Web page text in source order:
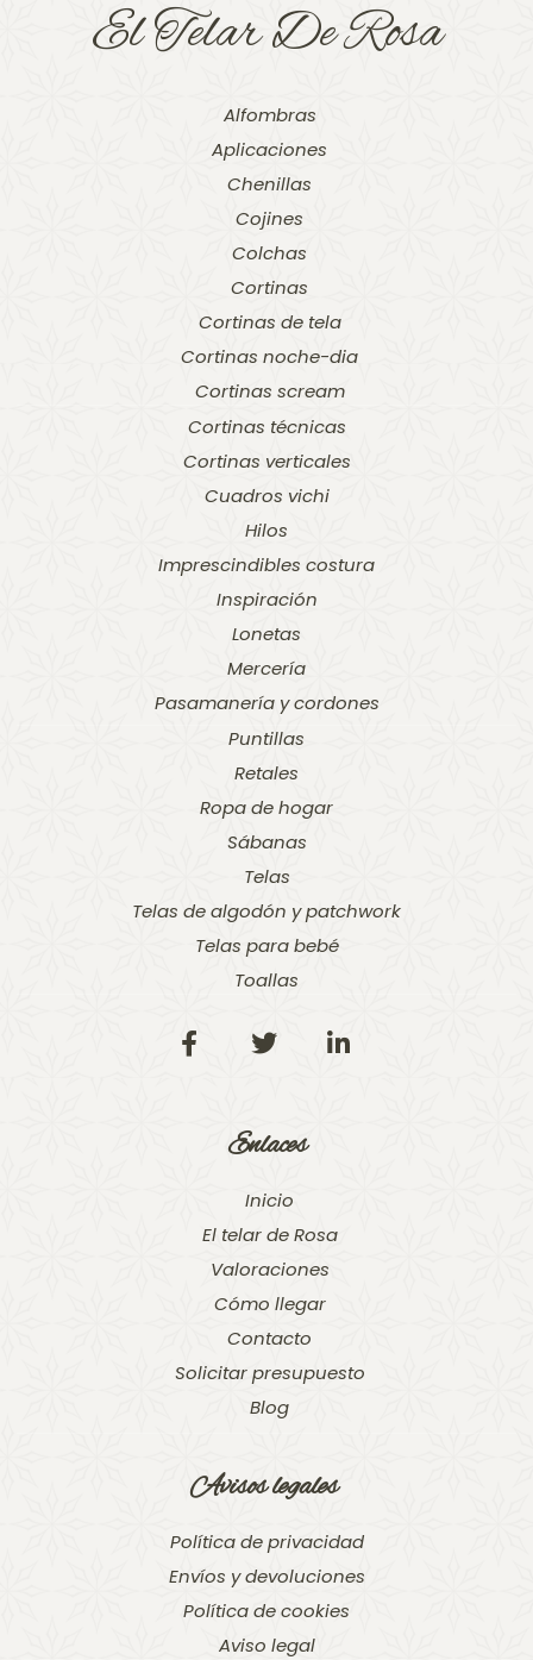
El Telar De Rosa
Alfombras
Aplicaciones
Chenillas
Cojines
Colchas
Cortinas
Cortinas de tela
Cortinas noche-dia
Cortinas scream
Cortinas técnicas
Cortinas verticales
Cuadros vichi
Hilos
Imprescindibles costura
Inspiración
Lonetas
Mercería
Pasamanería y cordones
Puntillas
Retales
Ropa de hogar
Sábanas
Telas
Telas de algodón y patchwork
Telas para bebé
Toallas
Enlaces
Inicio
El telar de Rosa
Valoraciones
Cómo llegar
Contacto
Solicitar presupuesto
Blog
Avisos legales
Política de privacidad
Envíos y devoluciones
Política de cookies
Aviso legal